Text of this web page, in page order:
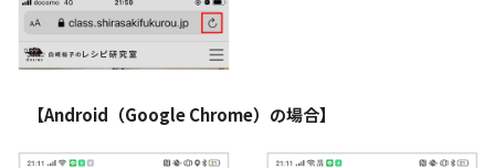
【Android（Google Chrome）の場合】